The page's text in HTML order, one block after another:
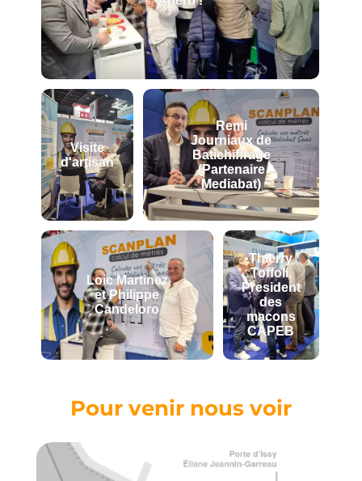
Visite
d'artisan
Remi
Journiaux de
Batichiffrage
(Partenaire
Mediabat)
Loic Martinez
et Philippe
Candeloro
Thierry
Toffoli,
President
des
macons
CAPEB
Pour venir nous voir